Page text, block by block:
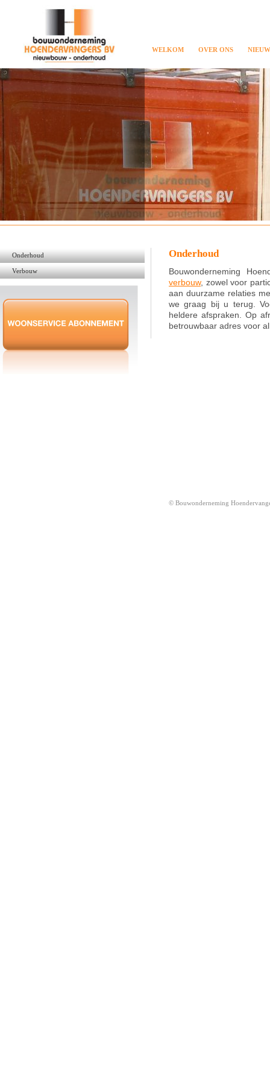
WELKOM OVER ONS
Onderhoud
Verbouw
Onderhoud
Bouwonderneming
verbouw, zowel voor
aan duurzame relaties
we graag bij u terug.
heldere afspraken. Op
betrouwbaar adres voor
© Bouwonderneming